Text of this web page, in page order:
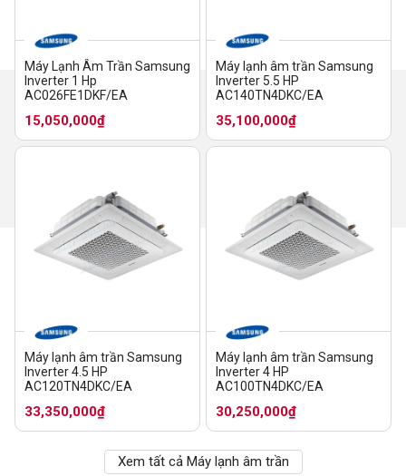
Máy Lạnh Âm Trần Samsung
Inverter 1 Hp
AC026FE1DKF/EA
15,050,000₫
Máy lạnh âm trần Samsung
Inverter 5.5 HP
AC140TN4DKC/EA
35,100,000₫
Máy lạnh âm trần Samsung
Inverter 4.5 HP
AC120TN4DKC/EA
33,350,000₫
Máy lạnh âm trần Samsung
Inverter 4 HP
AC100TN4DKC/EA
30,250,000₫
Xem tất cả Máy lạnh âm trần